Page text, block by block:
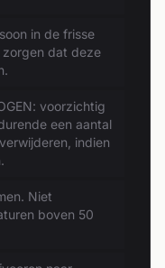
in de frisse
dat deze
voorzichtig
een aantal
indien
Niet
boven 50